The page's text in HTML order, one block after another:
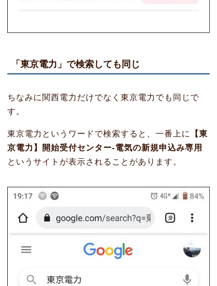
「東京電力」で検索しても同じ
ちなみに関西電力だけでなく東京電力でも同じで
す。
東京電力というワードで検索すると、一番上に
【東
京電力】開始受付センター-電気の新規申込み専用
というサイトが表示されることがあります。